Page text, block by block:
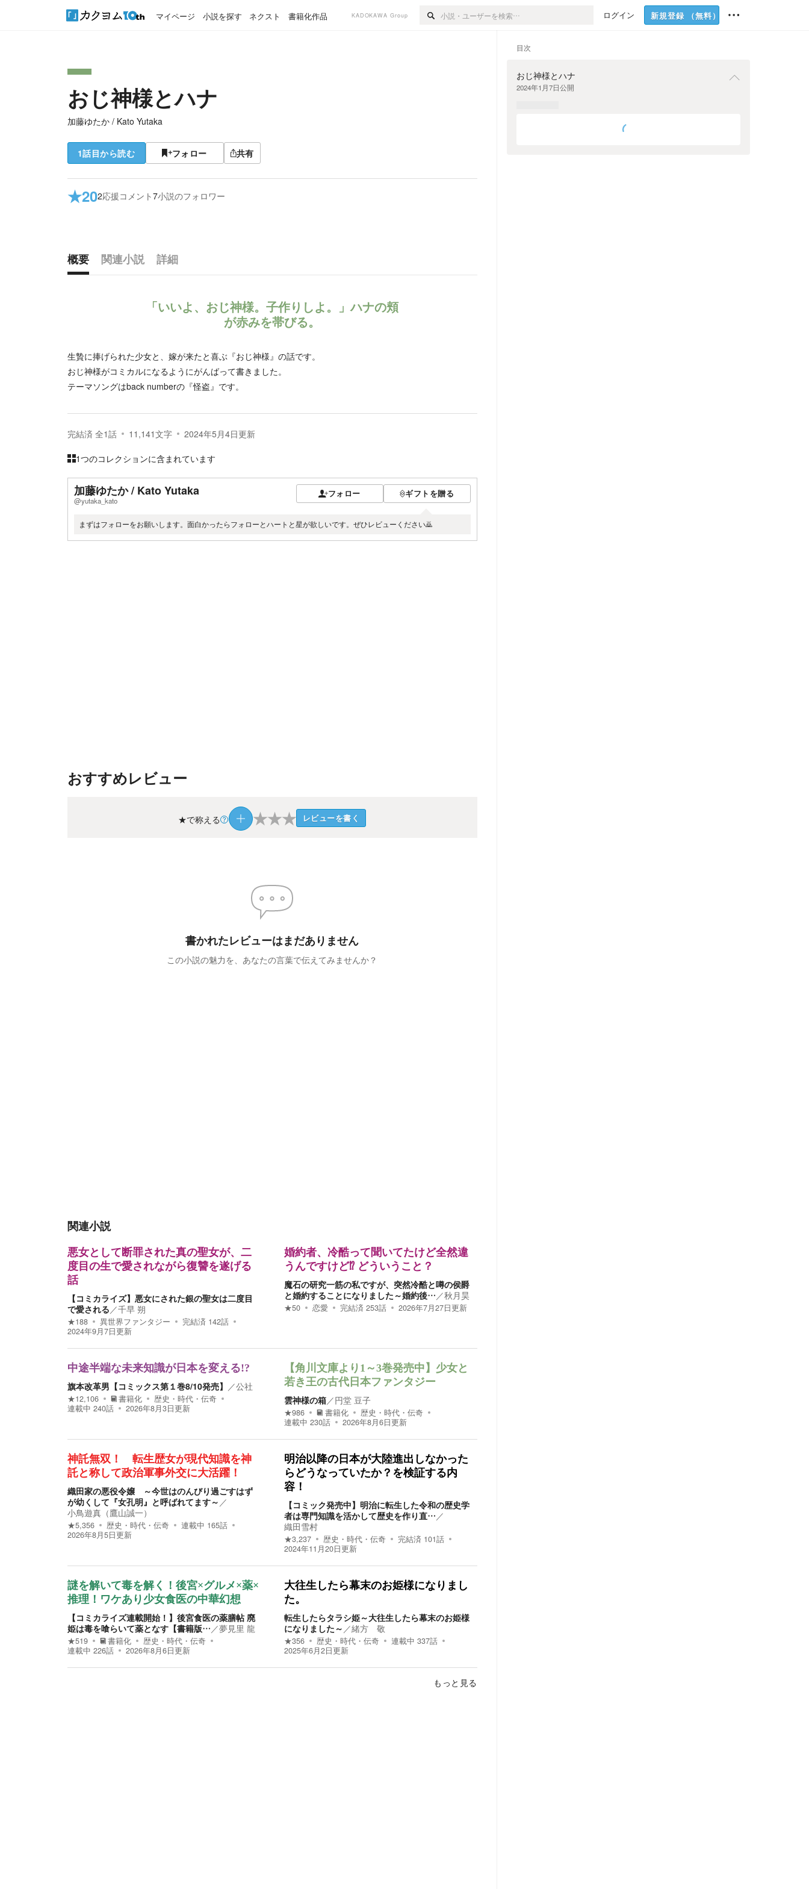
マイページ 小説を探す ネクスト 書籍化作品 KADOKAWA Group ログイン 新規登録 （無料）
おじ神様とハナ
加藤ゆたか / Kato Yutaka
1話目から読む フォロー 共有
★202応援コメント7小説のフォロワー
概要 関連小説
詳細
「いいよ、おじ神様。子作りしよ。」ハナの頬
が赤みを帯びる。
生贄に捧げられた少女と、嫁が来たと喜ぶ『おじ神様』の話です。
おじ神様がコミカルになるようにがんばって書きました。
テーマソングはback numberの『怪盗』です。
完結済 全1話 11,141文字 2024年5月4日更新
1つのコレクションに含まれています
加藤ゆたか / Kato Yutaka
@yutaka_kato
フォロー ギフトを贈る
まずはフォローをお願いします。面白かったらフォローとハートと星が欲しいです。ぜひレビューください🙇️
おすすめレビュー
★で称える ★★★ レビューを書く
書かれたレビューはまだありません
この小説の魅力を、あなたの言葉で伝えてみませんか？
関連小説
悪女として断罪された真の聖女が、二
度目の生で愛されながら復讐を遂げる
話
【コミカライズ】悪女にされた銀の聖女は二度目
で愛される／千早 朔
★188 異世界ファンタジー 完結済 142話
2024年9月7日更新
婚約者、冷酷って聞いてたけど全然違
うんですけど⁉︎ どういうこと？
魔石の研究一筋の私ですが、突然冷酷と噂の侯爵
と婚約することになりました～婚約後…／秋月昊
★50 恋愛 完結済 253話 2026年7月27日更新
中途半端な未来知識が日本を変える!?
旗本改革男【コミックス第１巻8/10発売】 ／公社
★12,106 書籍化
歴史・時代・伝奇
連載中 240話 2026年8月3日更新
【角川文庫より1～3巻発売中】少女と
若き王の古代日本ファンタジー
雲神様の箱／円堂 豆子
★986 書籍化
歴史・時代・伝奇
連載中 230話 2026年8月6日更新
神託無双！ 転生歴女が現代知識を神
託と称して政治軍事外交に大活躍！
織田家の悪役令嬢 ～今世はのんびり過ごすはず
が幼くして『女孔明』と呼ばれてます～ ／
小鳥遊真（鷹山誠一）
★5,356 歴史・時代・伝奇 連載中 165話
2026年8月5日更新
明治以降の日本が大陸進出しなかった
らどうなっていたか？を検証する内
容！
【コミック発売中】明治に転生した令和の歴史学
者は専門知識を活かして歴史を作り直…／
織田雪村
★3,237 歴史・時代・伝奇 完結済 101話
2024年11月20日更新
謎を解いて毒を解く！後宮×グルメ×薬×
推理！ワケあり少女食医の中華幻想
【コミカライズ連載開始！】後宮食医の薬膳帖 廃
姫は毒を喰らいて薬となす【書籍版…／夢見里 龍
★519 書籍化
歴史・時代・伝奇
連載中 226話 2026年8月6日更新
大往生したら幕末のお姫様になりまし
た。
転生したらタラシ姫～大往生したら幕末のお姫様
になりました～ ／緒方 敬
★356 歴史・時代・伝奇 連載中 337話
2025年6月2日更新
もっと見る
目次
おじ神様とハナ
2024年1月7日公開